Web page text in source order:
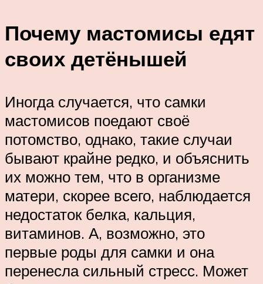
Почему мастомисы едят
своих детёнышей
Иногда случается, что самки
мастомисов поедают своё
потомство, однако, такие случаи
бывают крайне редко, и объяснить
их можно тем, что в организме
матери, скорее всего, наблюдается
недостаток белка, кальция,
витаминов. А, возможно, это
первые роды для самки и она
перенесла сильный стресс. Может